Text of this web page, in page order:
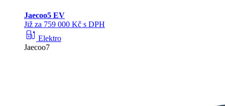
Jaecoo5 EV
Již za 759 000 Kč s DPH
ev_station Elektro
Jaecoo7